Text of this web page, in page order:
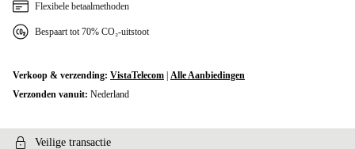
Flexibele betaalmethoden
Bespaart tot 70% CO₂-uitstoot
Verkoop & verzending: VistaTelecom Alle Aanbiedingen
Verzonden vanuit: Nederland
Veilige transactie